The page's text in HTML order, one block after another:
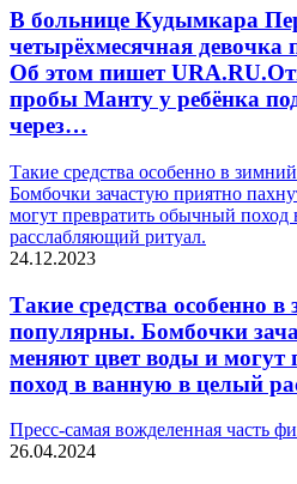
В больнице Кудымкара
четырёхмесячная девочка
Об этом пишет
пробы Манту у ребёнка
через…
Такие средства особенно в
Бомбочки зачастую приятно
могут превратить обычный
расслабляющий ритуал.
24.12.2023
Такие средства особенно
популярны. Бомбочки
меняют цвет воды и
поход в ванную в целый
Пресс-самая вожделенная часть
26.04.2024